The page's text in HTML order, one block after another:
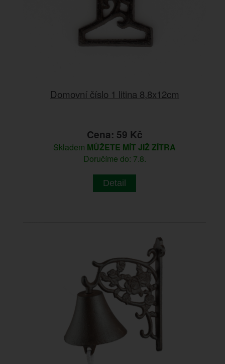
Domovní číslo 1 litina 8,8x12cm
Cena: 59 Kč
Skladem MŮŽETE MÍT JIŽ ZÍTRA
Doručíme do: 7.8.
Detail